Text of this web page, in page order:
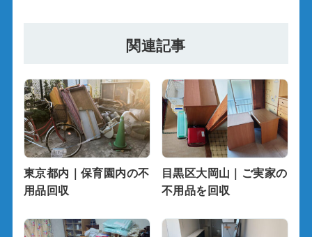
関連記事
東京都内｜保育園内の不
用品回収
目黒区大岡山｜ご実家の
不用品を回収